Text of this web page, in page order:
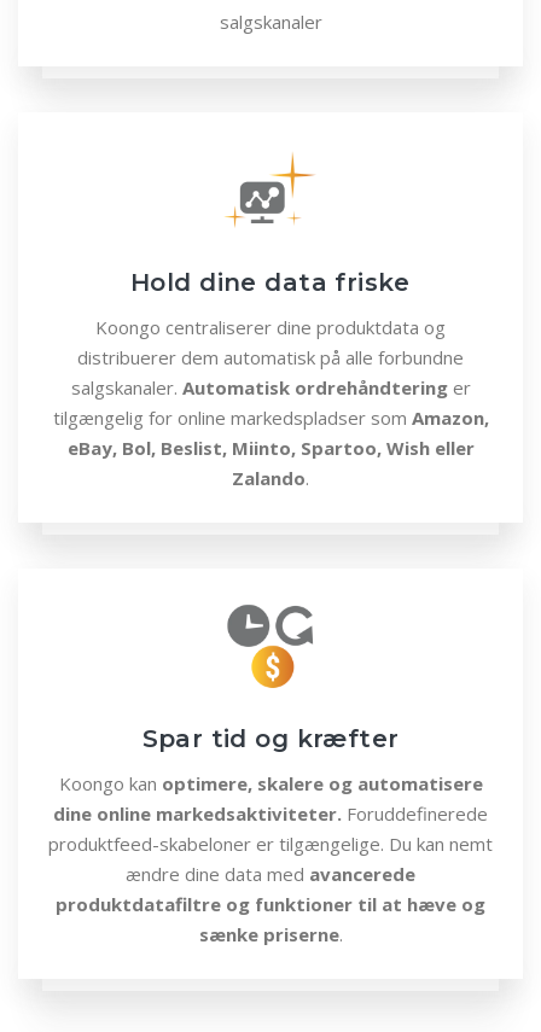
salgskanaler
Hold dine data friske
Koongo centraliserer dine produktdata og
distribuerer dem automatisk på alle forbundne
salgskanaler. Automatisk ordrehåndteringer
tilgængelig for online markedspladser som Amazon,
eBay, Bol, Beslist, Miinto, Spartoo, Wish eller
Zalando.
Spar tid og kræfter
Koongo kan optimere, skalere og automatisere
dine online markedsaktiviteter. Foruddefinerede
produktfeed-skabeloner er tilgængelige. Du kan nemt
ændre dine data med avancerede
produktdatafiltre og funktioner til at hæve og
sænke priserne.